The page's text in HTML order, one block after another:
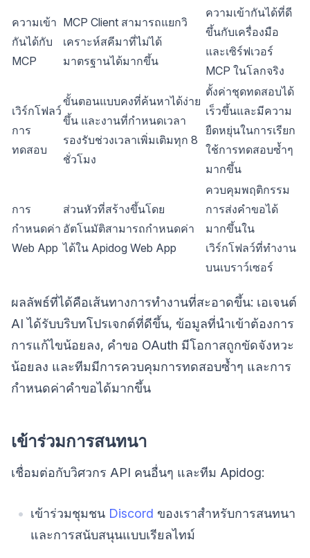
ความเข้า
กันได้กับ
MCP
MCP Client สามารถแยกวิ
เคราะห์สคีมาที่ไม่ได้
มาตรฐานได้มากขึ้น
ความเข้ากันได้ที่ดี
ขึ้นกับเครื่องมือ
และเซิร์ฟเวอร์
MCP ในโลกจริง
เวิร์กโฟลว์
การ
ทดสอบ
ขั้นตอนแบบคงที่ค้นหาได้ง่าย
ขึ้น และงานที่กำหนดเวลา
รองรับช่วงเวลาเพิ่มเติมทุก 8
ชั่วโมง
ตั้งค่าชุดทดสอบได้
เร็วขึ้นและมีความ
ยืดหยุ่นในการเรียก
ใช้การทดสอบซ้ำๆ
มากขึ้น
การ
กำหนดค่า
Web App
ส่วนหัวที่สร้างขึ้นโดย
อัตโนมัติสามารถกำหนดค่า
ได้ใน Apidog Web App
ควบคุมพฤติกรรม
การส่งคำขอได้
มากขึ้นใน
เวิร์กโฟลว์ที่ทำงาน
บนเบราว์เซอร์
ผลลัพธ์ที่ได้คือเส้นทางการทำงานที่สะอาดขึ้น: เอเจนต์
AI ได้รับบริบทโปรเจกต์ที่ดีขึ้น, ข้อมูลที่นำเข้าต้องการ
การแก้ไขน้อยลง, คำขอ OAuth มีโอกาสถูกขัดจังหวะ
น้อยลง และทีมมีการควบคุมการทดสอบซ้ำๆ และการ
กำหนดค่าคำขอได้มากขึ้น
เข้าร่วมการสนทนา
เชื่อมต่อกับวิศวกร API คนอื่นๆ และทีม Apidog:
เข้าร่วมชุมชน Discord ของเราสำหรับการสนทนา
และการสนับสนุนแบบเรียลไทม์